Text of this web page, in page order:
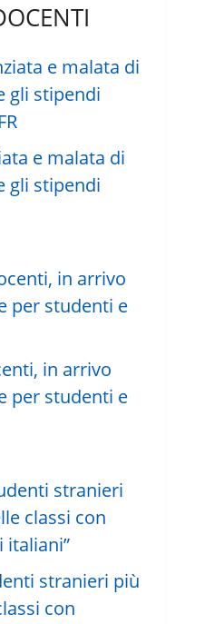
e malata di
gli stipendi
in arrivo
per studenti e
stranieri più
con